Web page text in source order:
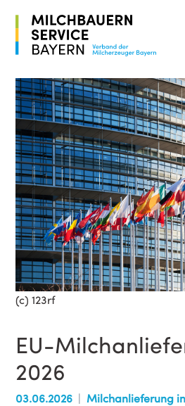
(c) 123rf
EU-
2026
03.06.2026
Milchanlieferung